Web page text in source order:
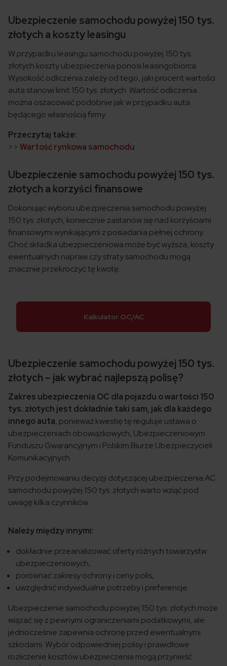
Ubezpieczenie samochodu powyżej 150 tys.
złotych a koszty leasingu
W przypadku leasingu samochodu powyżej 150 tys.
złotych koszty ubezpieczenia ponosi leasingobiorca.
Wysokość odliczenia zależy od tego, jaki procent wartości
auta stanowi limit 150 tys. złotych. Wartość odliczenia
można oszacować podobnie jak w przypadku auta
będącego własnością firmy.
Przeczytaj także:
>> Wartość rynkowa samochodu
Ubezpieczenie samochodu powyżej 150 tys.
złotych a korzyści finansowe
Dokonując wyboru ubezpieczenia samochodu powyżej
150 tys. złotych, koniecznie zastanów się nad korzyściami
finansowymi wynikającymi z posiadania pełnej ochrony.
Choć składka ubezpieczeniowa może być wyższa, koszty
ewentualnych napraw czy straty samochodu mogą
znacznie przekroczyć tę kwotę.
Kalkulator OC/AC
Ubezpieczenie samochodu powyżej 150 tys.
złotych – jak wybrać najlepszą polisę?
Zakres ubezpieczenia OC dla pojazdu o wartości 150
tys. złotych jest dokładnie taki sam, jak dla każdego
innego auta, ponieważ kwestię tę reguluje ustawa o
ubezpieczeniach obowiązkowych, Ubezpieczeniowym
Funduszu Gwarancyjnym i Polskim Biurze Ubezpieczycieli
Komunikacyjnych.
Przy podejmowaniu decyzji dotyczącej ubezpieczenia AC
samochodu powyżej 150 tys. złotych warto wziąć pod
uwagę kilka czynników.
Należy między innymi:
dokładnie przeanalizować oferty różnych towarzystw
ubezpieczeniowych,
porównać zakresy ochrony i ceny polis,
uwzględnić indywidualne potrzeby i preferencje.
Ubezpieczenie samochodu powyżej 150 tys. złotych może
wiązać się z pewnymi ograniczeniami podatkowymi, ale
jednocześnie zapewnia ochronę przed ewentualnymi
szkodami. Wybór odpowiedniej polisy i prawidłowe
rozliczenie kosztów ubezpieczenia mogą przynieść